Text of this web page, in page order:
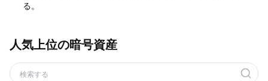
る。
人気上位の暗号資産
検索する